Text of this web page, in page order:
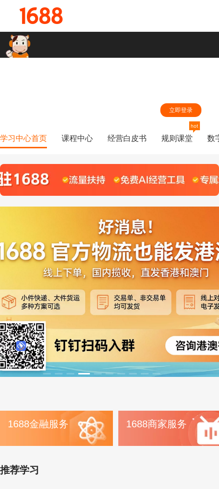
立即登录
学习中心首页 课程中心 经营白皮书 规则课堂
hot
数
1688金融服务 1688商家服务
推荐学习